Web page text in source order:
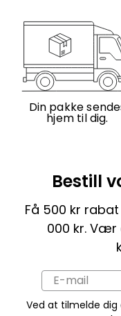
Din pakke
hjem til dig.
Bestill
Få 500 kr
000 kr.
Ved at tilmelde